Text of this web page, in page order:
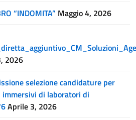
“INDOMITA” Maggio 4, 2026
2026
selezione candidature per
immersivi di laboratori di
Aprile 3, 2026